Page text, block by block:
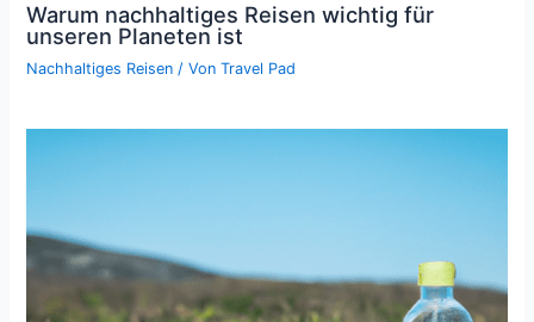
Warum nachhaltiges Reisen wichtig für
unseren Planeten ist
Nachhaltiges Reisen / VonTravel Pad